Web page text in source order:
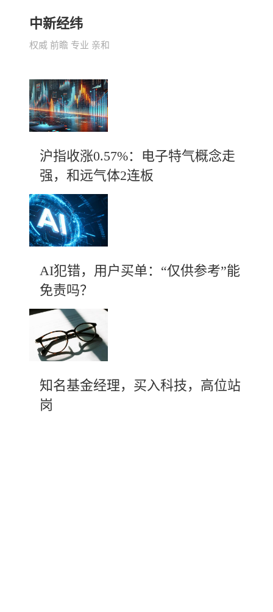
中新经纬
权威 前瞻 专业 亲和
沪指收涨0.57%：电子特气概念走
强，和远气体2连板
AI犯错，用户买单：“仅供参考”能
免责吗？
知名基金经理，买入科技，高位站
岗